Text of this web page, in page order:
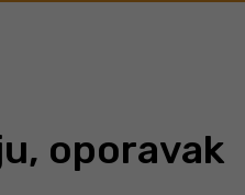
oporavak